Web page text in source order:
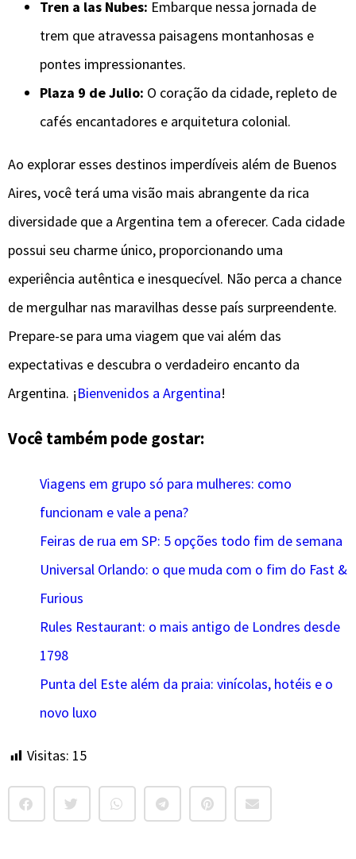
Tren a las Nubes: Embarque nessa jornada de
trem que atravessa paisagens montanhosas e
pontes impressionantes.
Plaza 9 de Julio: O coração da cidade, repleto de
cafés encantadores e arquitetura colonial.
Ao explorar esses destinos imperdíveis além de Buenos
Aires, você terá uma visão mais abrangente da rica
diversidade que a Argentina tem a oferecer. Cada cidade
possui seu charme único, proporcionando uma
experiência autêntica e inesquecível. Não perca a chance
de mergulhar nas maravilhas desse país surpreendente.
Prepare-se para uma viagem que vai além das
expectativas e descubra o verdadeiro encanto da
Argentina. ¡Bienvenidos a Argentina!
Você também pode gostar:
Viagens em grupo só para mulheres: como
funcionam e vale a pena?
Feiras de rua em SP: 5 opções todo fim de semana
Universal Orlando: o que muda com o fim do Fast &
Furious
Rules Restaurant: o mais antigo de Londres desde
1798
Punta del Este além da praia: vinícolas, hotéis e o
novo luxo
Visitas: 15